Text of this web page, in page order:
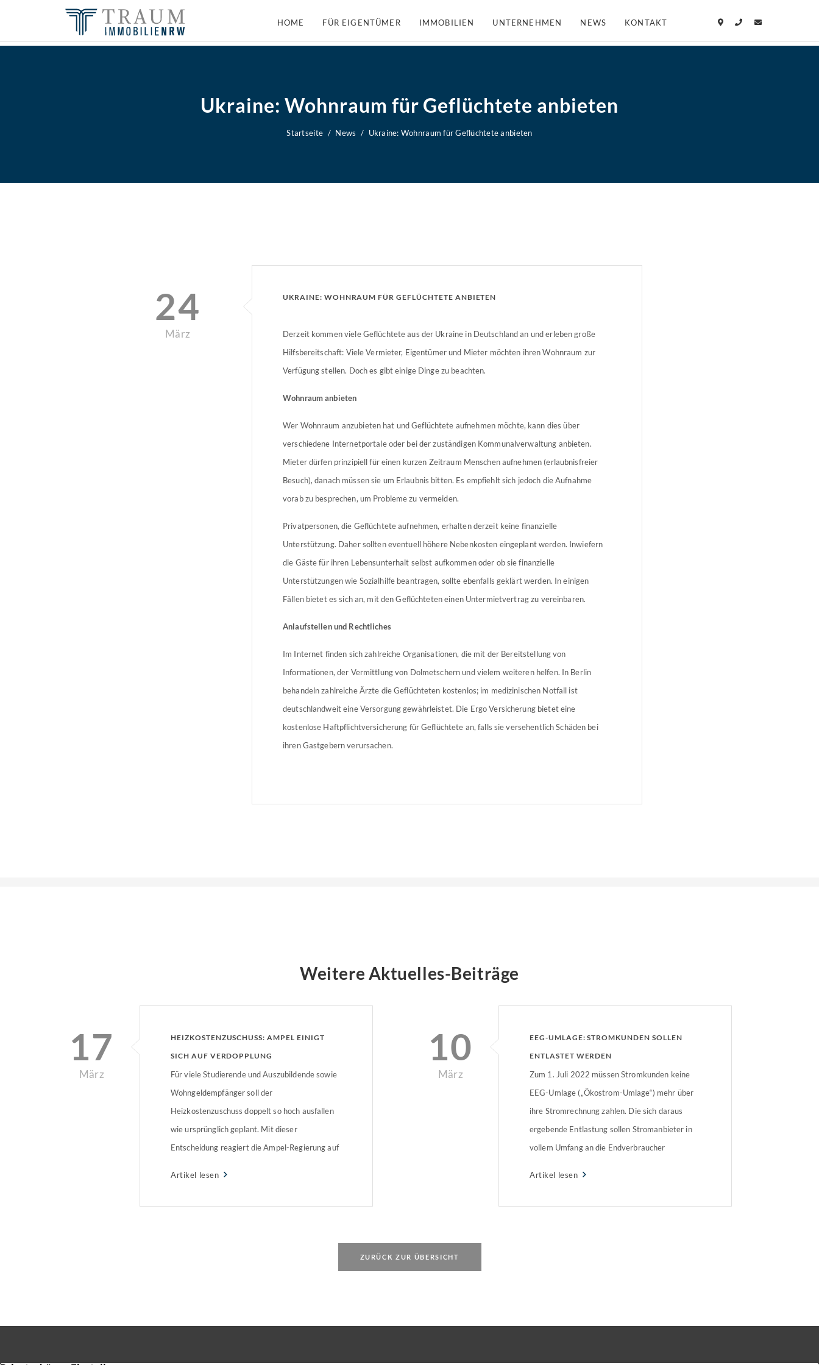
HOME FÜR EIGENTÜMER IMMOBILIEN UNTERNEHMEN NEWS KONTAKT
Ukraine: Wohnraum für Geflüchtete anbieten
Startseite News Ukraine: Wohnraum für Geflüchtete anbieten
24
März
UKRAINE: WOHNRAUM FÜR GEFLÜCHTETE ANBIETEN
Derzeit kommen viele Geflüchtete aus der Ukraine in Deutschland an und erleben große
Hilfsbereitschaft: Viele Vermieter, Eigentümer und Mieter möchten ihren Wohnraum zur
Verfügung stellen. Doch es gibt einige Dinge zu beachten.
Wohnraum anbieten
Wer Wohnraum anzubieten hat und Geflüchtete aufnehmen möchte, kann dies über
verschiedene Internetportale oder bei der zuständigen Kommunalverwaltung anbieten.
Mieter dürfen prinzipiell für einen kurzen Zeitraum Menschen aufnehmen (erlaubnisfreier
Besuch), danach müssen sie um Erlaubnis bitten. Es empfiehlt sich jedoch die Aufnahme
vorab zu besprechen, um Probleme zu vermeiden.
Privatpersonen, die Geflüchtete aufnehmen, erhalten derzeit keine finanzielle
Unterstützung. Daher sollten eventuell höhere Nebenkosten eingeplant werden. Inwiefern
die Gäste für ihren Lebensunterhalt selbst aufkommen oder ob sie finanzielle
Unterstützungen wie Sozialhilfe beantragen, sollte ebenfalls geklärt werden. In einigen
Fällen bietet es sich an, mit den Geflüchteten einen Untermietvertrag zu vereinbaren.
Anlaufstellen und Rechtliches
Im Internet finden sich zahlreiche Organisationen, die mit der Bereitstellung von
Informationen, der Vermittlung von Dolmetschern und vielem weiteren helfen. In Berlin
behandeln zahlreiche Ärzte die Geflüchteten kostenlos; im medizinischen Notfall ist
deutschlandweit eine Versorgung gewährleistet. Die Ergo Versicherung bietet eine
kostenlose Haftpflichtversicherung für Geflüchtete an, falls sie versehentlich Schäden bei
ihren Gastgebern verursachen.
Weitere Aktuelles-Beiträge
17
März
HEIZKOSTENZUSCHUSS: AMPEL EINIGT
SICH AUF VERDOPPLUNG
Für viele Studierende und Auszubildende sowie
Wohngeldempfänger soll der
Heizkostenzuschuss doppelt so hoch ausfallen
wie ursprünglich geplant. Mit dieser
Entscheidung reagiert die Ampel-Regierung auf
Artikel lesen
10
März
EEG-UMLAGE: STROMKUNDEN SOLLEN
ENTLASTET WERDEN
Zum 1. Juli 2022 müssen Stromkunden keine
EEG-Umlage („Ökostrom-Umlage“) mehr über
ihre Stromrechnung zahlen. Die sich daraus
ergebende Entlastung sollen Stromanbieter in
vollem Umfang an die Endverbraucher
Artikel lesen
ZURÜCK ZUR ÜBERSICHT